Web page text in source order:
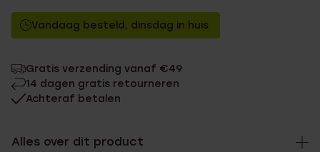
Vandaag besteld, dinsdag in huis
Gratis verzending vanaf €49
14 dagen gratis retourneren
Achteraf betalen
Alles over dit product